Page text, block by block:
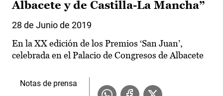
Albacete y de Castilla-La Mancha”
28 de Junio de 2019
En la XX edición de los Premios ‘San Juan’,
celebrada en el Palacio de Congresos de Albacete
Notas de prensa